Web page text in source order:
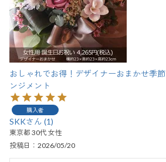
おしゃれでお得！デザイナーおまかせ季
ンジメント
購入者
SKK 1
東京都 30代女性
投稿日
2026/05/20